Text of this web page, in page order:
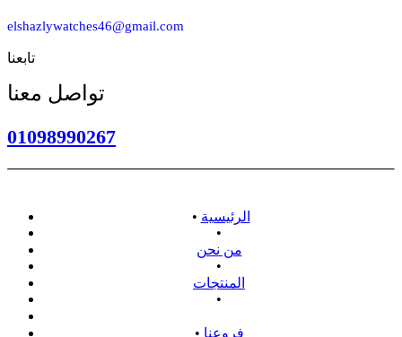
elshazlywatches46@gmail.com
تابعنا
تواصل معنا
01098990267
• الرئيسية
•
من نحن
•
المنتجات
•
• فروعنا